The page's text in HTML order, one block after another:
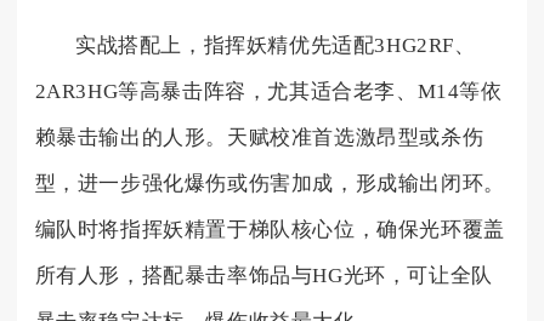
实战搭配上，指挥妖精优先适配3HG2RF、
2AR3HG等高暴击阵容，尤其适合老李、M14等依
赖暴击输出的人形。天赋校准首选激昂型或杀伤
型，进一步强化爆伤或伤害加成，形成输出闭环。
编队时将指挥妖精置于梯队核心位，确保光环覆盖
所有人形，搭配暴击率饰品与HG光环，可让全队